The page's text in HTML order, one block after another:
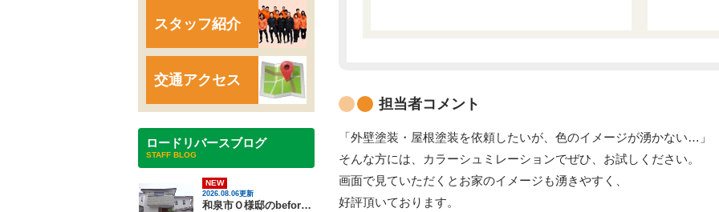
担当者コメント
「外壁塗装・屋根塗装を依頼したいが、色のイメージが湧かない…」
そんな方には、カラーシュミレーションでぜひ、お試しください。
画面で見ていただくとお家のイメージも湧きやすく、
好評頂いております。
スタッフ紹介
交通アクセス
ロードリバースブログ
STAFF BLOG
NEW
2026.08.06更新
和泉市Ｏ様邸のbeforeとafter（外壁塗装）